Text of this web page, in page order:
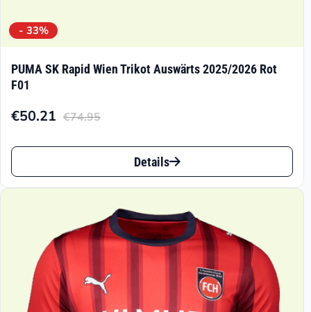
- 33%
PUMA SK Rapid Wien Trikot Auswärts 2025/2026 Rot
F01
€74.95
Ursprünglicher
Preis
€74.95
€50.21
Aktueller
Preis
€50.21.
Dieses
Produkt
Varianten
auf.
Die
Details